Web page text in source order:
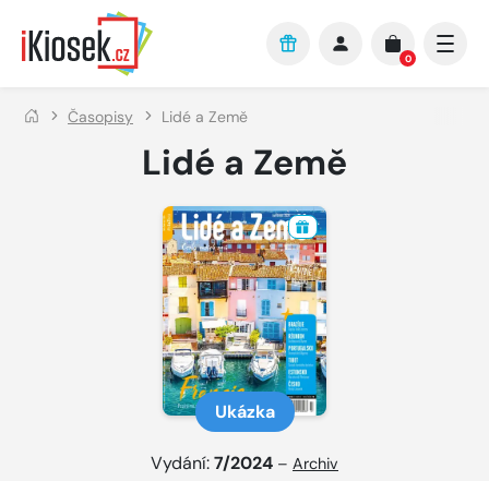
Přejít na hlavní obsah
0
Časopisy Lidé a Země
Lidé a Země
Ukázka
Vydání:7/2024 – Archiv